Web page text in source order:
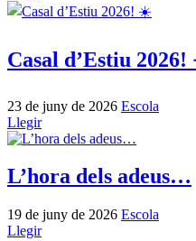
Casal d’Estiu
23 de juny de 2026 Escola
Llegir
L’hora dels adeus…
19 de juny de 2026 Escola
Llegir